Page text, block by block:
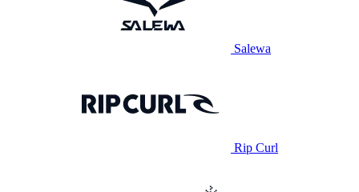
Salewa
Rip Curl